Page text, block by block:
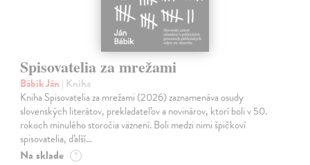
Spisovatelia za mrežami
Bábik Ján | Kniha
Kniha Spisovatelia za mrežami (2026) zaznamenáva osudy
slovenských literátov, prekladateľov a novinárov, ktorí boli v 50.
rokoch minulého storočia väznení. Boli medzi nimi špičkoví
spisovatelia, ďalší…
Na sklade ?